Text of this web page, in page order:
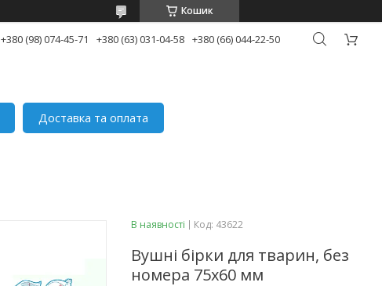
Кошик
+380 (98) 074-45-71 +380 (63) 031-04-58 +380 (66) 044-22-50
Доставка та оплата
В наявності Код: 43622
Вушні бірки для тварин, без
номера 75х60 мм